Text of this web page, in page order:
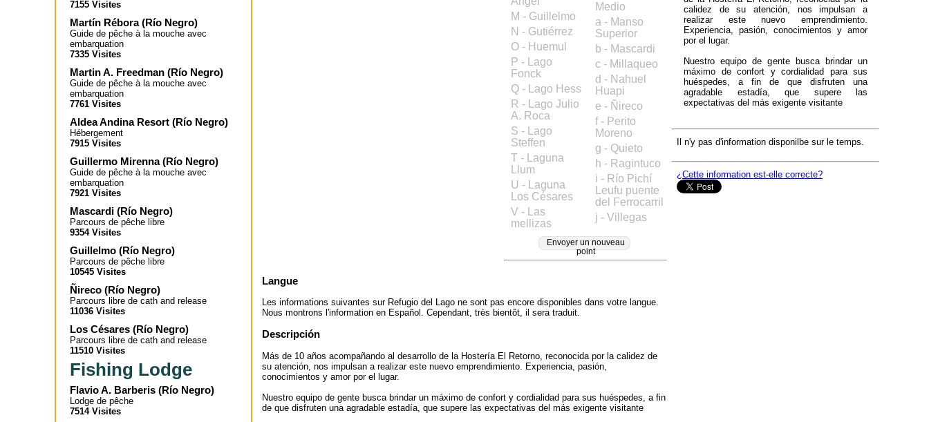
7155 Visites
Martín Rébora(Río Negro)
Guide de pêche à la mouche avec
embarquation
7335 Visites
Martin A. Freedman (Río Negro)
Guide de pêche à la mouche avec
embarquation
7761 Visites
Aldea Andina Resort (Río Negro)
Hébergement
7915 Visites
Guillermo Mirenna(Río Negro)
Guide de pêche à la mouche avec
embarquation
7921 Visites
Mascardi (Río Negro)
Parcours de pêche libre
9354 Visites
Guillelmo (Río Negro)
Parcours de pêche libre
10545 Visites
Ñireco (Río Negro)
Parcours libre de cath and release
11036 Visites
Los Césares (Río Negro)
Parcours libre de cath and release
11510 Visites
Fishing Lodge
Flavio A. Barberis (Río Negro)
Lodge de pêche
7514 Visites
M - Guillelmo
N - Gutiérrez
O - Huemul
P - Lago
Fonck
Q - Lago Hess
R - Lago Julio
A. Roca
S - Lago
Steffen
T - Laguna
Llum
U - Laguna
Los Césares
V - Las
mellizas
Medio
a - Manso
Superior
b - Mascardi
c - Millaqueo
d - Nahuel
Huapi
e - Ñireco
f - Perito
Moreno
g - Quieto
h - Ragintuco
i - Río Pichí
Leufu puente
del Ferrocarril
j - Villegas
Envoyer un nouveau
point
Langue
Les informations suivantes sur Refugio del Lago ne sont pas encore disponibles dans votre langue.
Nous montrons l'information en Español. Cependant, très bientôt, il sera traduit.
Descripción
Más de 10 años acompañando al desarrollo de la Hostería El Retorno, reconocida por la calidez de
su atención, nos impulsan a realizar este nuevo emprendimiento. Experiencia, pasión,
conocimientos y amor por el lugar.
Nuestro equipo de gente busca brindar un máximo de confort y cordialidad para sus huéspedes, a fin
de que disfruten una agradable estadía, que supere las expectativas del más exigente visitante
calidez de su atención, nos impulsan a
realizar este nuevo emprendimiento.
Experiencia, pasión, conocimientos y amor
por el lugar.
Nuestro equipo de gente busca brindar un
máximo de confort y cordialidad para sus
huéspedes, a fin de que disfruten una
agradable estadía, que supere las
expectativas del más exigente visitante
Il n'y pas d'information disponilbe sur le temps.
¿Cette information est-elle correcte?